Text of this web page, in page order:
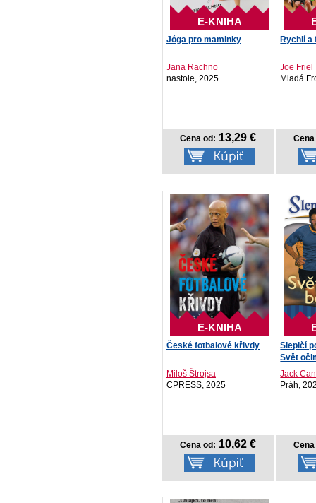
E-KNIHA
Jóga pro maminky
Jana Rachno
nastole, 2025
Cena od: 13,29 €
Rychlí a
Joe Friel
Mladá
E-KNIHA
České fotbalové křivdy
Miloš Štrojsa
CPRESS, 2025
Cena od: 10,62 €
Slepičí
Svět
Jack
Práh,